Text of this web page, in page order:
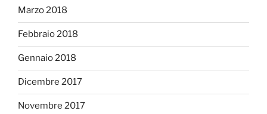
Marzo 2018
Febbraio 2018
Gennaio 2018
Dicembre 2017
Novembre 2017